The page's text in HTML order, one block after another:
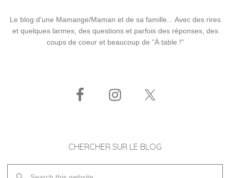
Le blog d'une Mamange/Maman et de sa famille... Avec des rires
et quelques larmes, des questions et parfois des réponses, des
coups de coeur et beaucoup de "À table !"
CHERCHER SUR LE BLOG